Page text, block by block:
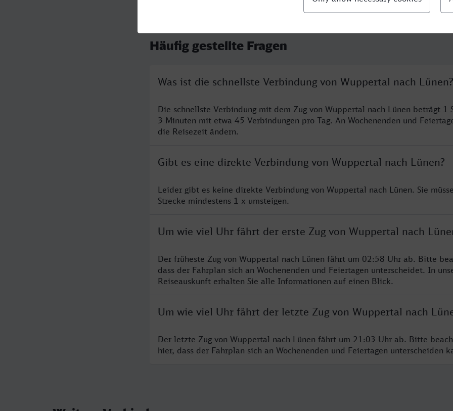
Häufig gestellte Fragen
Was ist die schnellste Verbindung von Wuppertal nach Lünen?
Die schnellste Verbindung mit dem Zug von Wuppertal nach Lünen beträgt 1
3 Minuten mit etwa 45 Verbindungen pro Tag. An Wochenenden und
die Reisezeit ändern.
Gibt es eine direkte Verbindung von Wuppertal nach Lünen?
Leider gibt es keine direkte Verbindung von Wuppertal nach Lünen. Sie
Strecke mindestens 1 x umsteigen.
Um wie viel Uhr fährt der erste Zug von Wuppertal nach
Der früheste Zug von Wuppertal nach Lünen fährt um 02:58 Uhr ab. Bitte
dass der Fahrplan sich an Wochenenden und Feiertagen unterscheidet. In
Reiseauskunft erhalten Sie alle Informationen auf einen Blick.
Um wie viel Uhr fährt der letzte Zug von Wuppertal nach
Der letzte Zug von Wuppertal nach Lünen fährt um 21:03 Uhr ab. Bitte
hier, dass der Fahrplan sich an Wochenenden und Feiertagen unterscheiden